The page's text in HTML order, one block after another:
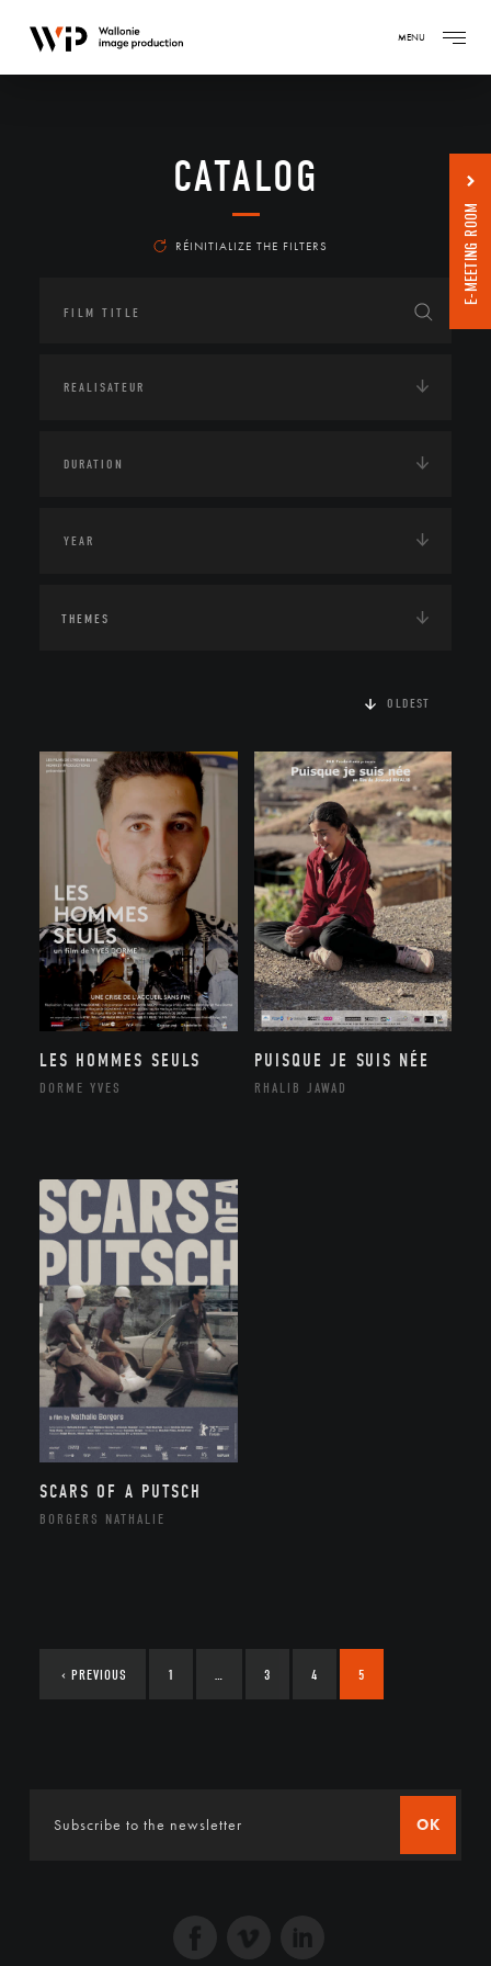
MENU
CATALOG
RÉINITIALIZE THE FILTERS
THEMES
OLDEST
LES HOMMES SEULS
DORME YVES
PUISQUE JE SUIS NÉE
RHALIB JAWAD
SCARS OF A PUTSCH
BORGERS NATHALIE
‹ PREVIOUS 1 3 4 5
OK
E-MEETING ROOM